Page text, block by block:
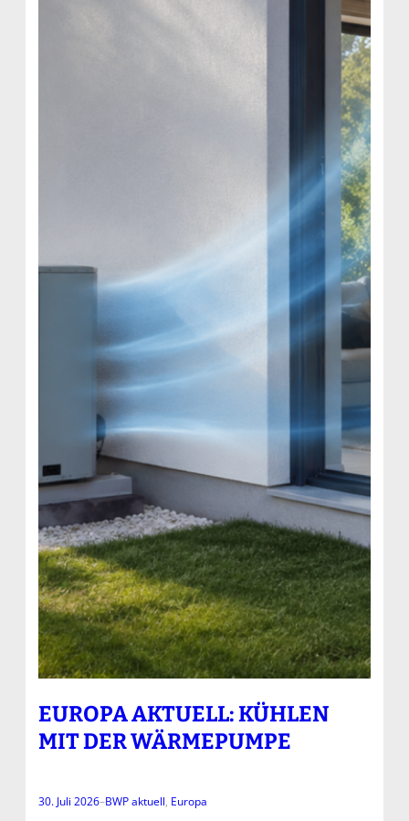
EUROPA AKTUELL: KÜHLEN
MIT DER WÄRMEPUMPE
30. Juli 2026–BWP aktuell, Europa